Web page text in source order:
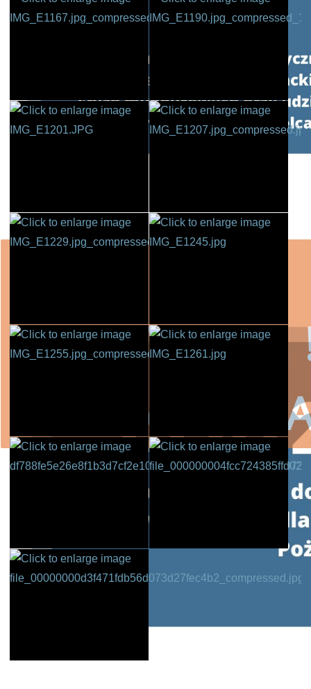
W związku z realizacją Programu„Czyste
WFOŚiGW w Kielcach apeluje o ostrożność.
!!! UWAGA
czytaj więcej
Wojewódzki Fundusz Ochrony